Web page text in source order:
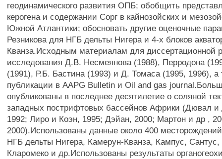
геодинамического развития ОПБ; обобщить
керогена и содержании Сорг в кайнозойских и
Южной Атлантики; обосновать другие оценочные
Резникова для НГБ дельты Нигера и 4-х блоков
Кванза.Исходным материалам для диссертационной
исследования Д.В. Несмеянова (1988), Перродона
(1991), Р.Б. Бастина (1993) и Д. Томаса (1995, 1996), а
публикации в AAPG Bulletin и Oil and gas
опубликованы в последнее десятилетие о соляной
западных пострифтовых бассейнов Африки (Дювал и
1992; Лиро и Коэн, 1995; Дэйан, 2000; Мартон и др ,
2000).Использованы данные около 400
НГБ дельты Нигера, Камерун-Кванза, Кампус, Сантус,
Кларомеко и др.Использованы результаты